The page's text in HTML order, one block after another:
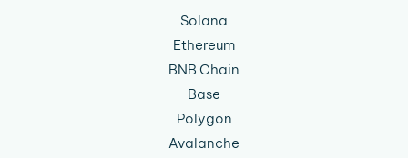
Solana
Ethereum
BNB Chain
Base
Polygon
Avalanche